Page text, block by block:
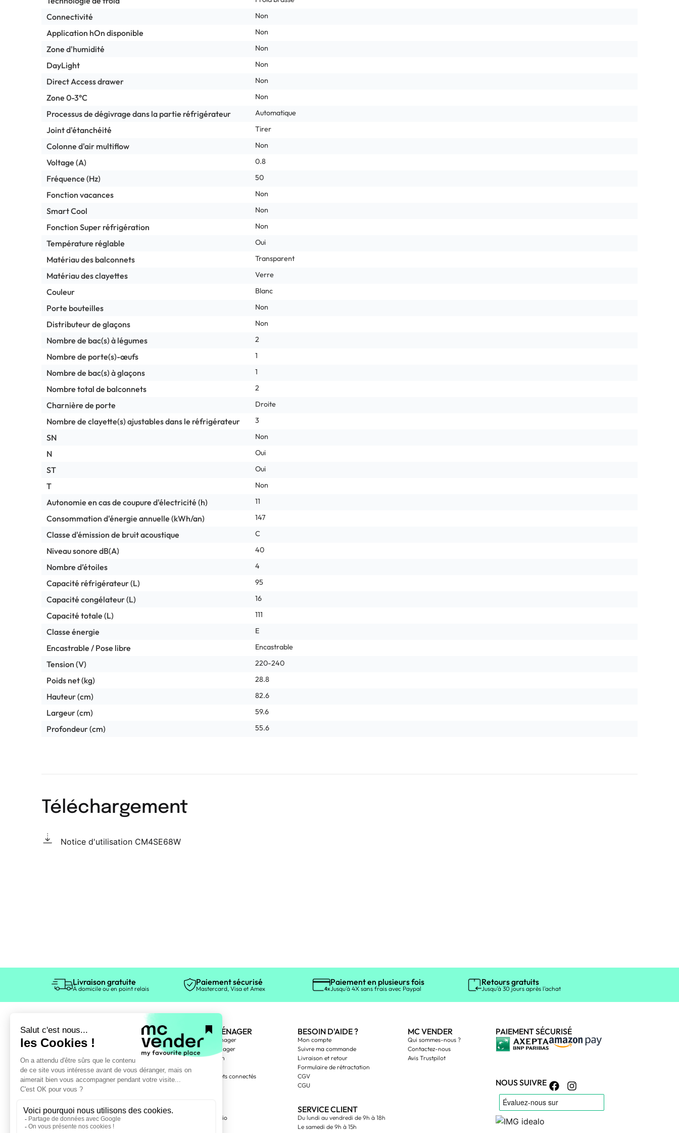
Connectivité Non
Application hOn disponible Non
Zone d'humidité Non
DayLight Non
Direct Access drawer Non
Zone 0-3°C Non
Processus de dégivrage dans la partie réfrigérateur Automatique
Joint d'étanchéité Tirer
Colonne d'air multiflow Non
Voltage (A) 0.8
Fréquence (Hz) 50
Fonction vacances Non
Smart Cool Non
Fonction Super réfrigération Non
Température réglable Oui
Matériau des balconnets Transparent
Matériau des clayettes Verre
Couleur Blanc
Porte bouteilles Non
Distributeur de glaçons Non
Nombre de bac(s) à légumes 2
Nombre de porte(s)-œufs 1
Nombre de bac(s) à glaçons 1
Nombre total de balconnets 2
Charnière de porte Droite
Nombre de clayette(s) ajustables dans le réfrigérateur 3
SN Non
N Oui
ST Oui
T Non
Autonomie en cas de coupure d'électricité (h) 11
Consommation d'énergie annuelle (kWh/an) 147
Classe d'émission de bruit acoustique C
Niveau sonore dB(A) 40
Nombre d’étoiles 4
Capacité réfrigérateur (L) 95
Capacité congélateur (L) 16
Capacité totale (L) 111
Classe énergie E
Encastrable / Pose libre Encastrable
Tension (V) 220-240
Poids net (kg) 28.8
Hauteur (cm) 82.6
Largeur (cm) 59.6
Profondeur (cm) 55.6
Téléchargement
Notice d'utilisation CM4SE68W
Livraison gratuite
À domicile ou en point relais
Paiement sécurisé
Mastercard, Visa et Amex
Paiement en plusieurs fois
Jusqu'à 4X sans frais avec Paypal
Retours gratuits
Jusqu'à 30 jours après l'achat
ÉLECTROMÉNAGER
Gros électroménager
Petit électroménager
Entretien maison
TV, Vidéo
Téléphonie, objets connectés
Meubles TV, audio
BESOIN D'AIDE ?
Mon compte
Suivre ma commande
Livraison et retour
Formulaire de rétractation
CGV
CGU
SERVICE CLIENT
Du lundi au vendredi de 9h à 18h
Le samedi de 9h à 15h
MC VENDER
Qui sommes-nous ?
Contactez-nous
Avis Trustpilot
PAIEMENT SÉCURISÉ
NOUS SUIVRE